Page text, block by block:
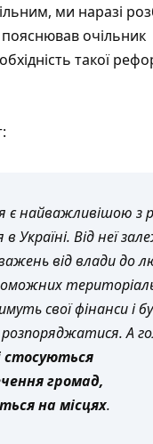
ми наразі
очільник
такої
є найважливішою з
Україні. Від неї
від влади до
свої фінанси і
А
стосуються
громад,
на місцях.